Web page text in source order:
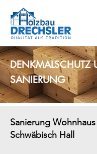
DENKMALSCHUTZ
SANIERUNG
Sanierung Wohnhaus
Schwäbisch Hall